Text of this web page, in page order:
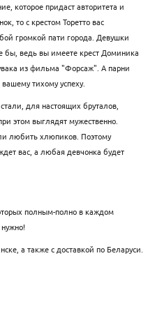
которое придаст авторитета и
то с крестом Торетто вас
громкой пати города. Девушки
бы, ведь вы имеете крест Доминика
из фильма "Форсаж". А парни
вашему тихому успеху.
для настоящих бруталов,
этом выглядят мужественно.
любить хлюпиков. Поэтому
вас, а любая девчонка будет
полным-полно в каждом
а также с доставкой по Беларуси.